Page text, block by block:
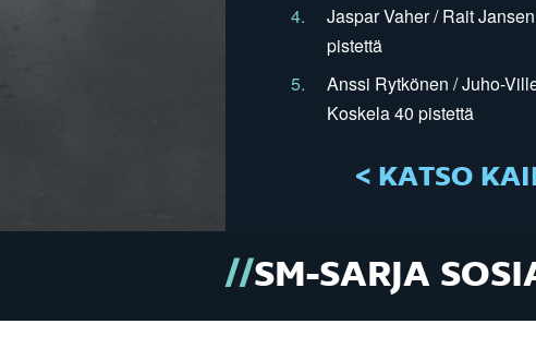
4.
Jaspar Vaher / Rait
pistettä
5.
Anssi Rytkönen / Juho-
Koskela 40 pistettä
< KATSO
SM-SARJA